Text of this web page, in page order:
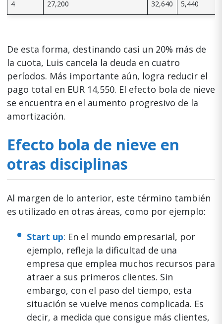
4 27,200 32,640 5,440
De esta forma, destinando casi un 20% más de
la cuota, Luis cancela la deuda en cuatro
períodos. Más importante aún, logra reducir el
pago total en EUR 14,550. El efecto bola de nieve
se encuentra en el aumento progresivo de la
amortización.
Efecto bola de nieve en
otras disciplinas
Al margen de lo anterior, este término también
es utilizado en otras áreas, como por ejemplo:
Start up: En el mundo empresarial, por
ejemplo, refleja la dificultad de una
empresa que emplea muchos recursos para
atraer a sus primeros clientes. Sin
embargo, con el paso del tiempo, esta
situación se vuelve menos complicada. Es
decir, a medida que consigue más clientes,